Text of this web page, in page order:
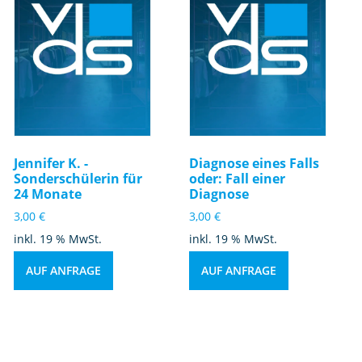
Jennifer K. -
Sonderschülerin für
24 Monate
3,00€
inkl. 19 % MwSt.
AUF ANFRAGE
Diagnose eines Falls
oder: Fall einer
Diagnose
3,00€
inkl. 19 % MwSt.
AUF ANFRAGE